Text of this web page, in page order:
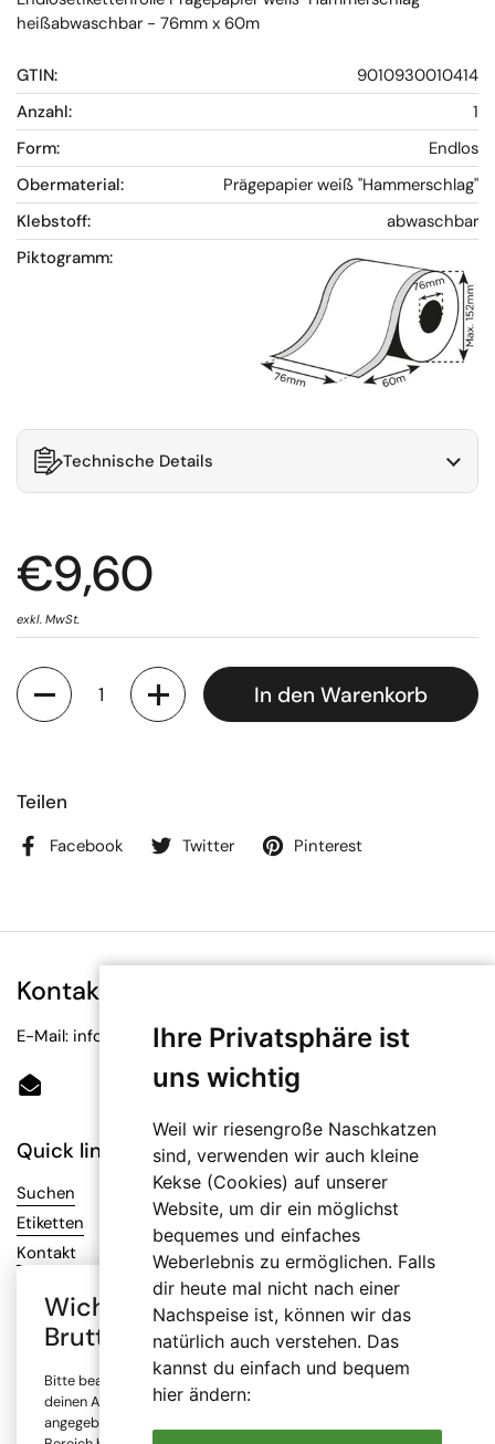
Ihre Privatsphäre ist
uns wichtig
Weil wir riesengroße Naschkatzen
sind, verwenden wir auch kleine
Kekse (Cookies) auf unserer
Website, um dir ein möglichst
bequemes und einfaches
Weberlebnis zu ermöglichen. Falls
dir heute mal nicht nach einer
Nachspeise ist, können wir das
natürlich auch verstehen. Das
kannst du einfach und bequem
hier ändern:
heißabwaschbar - 76mm x 60m
GTIN:
9010930010414
Anzahl:
1
Form:
Endlos
Obermaterial:
Prägepapier weiß "Hammerschlag"
Klebstoff:
abwaschbar
Piktogramm:
Technische Details
€9,60
exkl. MwSt.
Anzahl
In den Warenkorb
Teilen
Facebook Twitter Pinterest
Kontakt
E-Mail: info@bioetiketten.at
Email
Quick links
Suchen
Etiketten
Kontakt
Infos
Datenschutz
Impressum
Wichtiger Hinweis: Auswahl
Brutto- oder Netto-Preise
Bitte beachte, dass alle Preise in unserem Online-Shop je nach
deinen Angaben mit oder ohne Mehrwertsteuer (MwSt.)
angegeben sind. Die Mehrwertsteuer wird erst im Checkout-